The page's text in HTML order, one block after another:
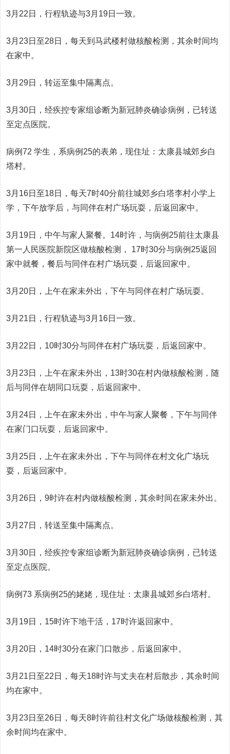
3月22日，行程轨迹与3月19日一致。
3月23日至28日，每天到马武楼村做核酸检测，其余时间均
在家中。
3月29日，转运至集中隔离点。
3月30日，经疾控专家组诊断为新冠肺炎确诊病例，已转送
至定点医院。
病例72 学生，系病例25的表弟，现住址：太康县城郊乡白
塔村。
3月16日至18日，每天7时40分前往城郊乡白塔李村小学上
学，下午放学后，与同伴在村广场玩耍，后返回家中。
3月19日，中午与家人聚餐。14时许，与病例25前往太康县
第一人民医院新院区做核酸检测， 17时30分与病例25返回
家中就餐，餐后与同伴在村广场玩耍，后返回家中。
3月20日，上午在家未外出，下午与同伴在村广场玩耍。
3月21日，行程轨迹与3月16日一致。
3月22日，10时30分与同伴在村广场玩耍，后返回家中。
3月23日，上午在家未外出，13时30在村内做核酸检测，随
后与同伴在胡同口玩耍，后返回家中。
3月24日，上午在家未外出，中午与家人聚餐，下午与同伴
在家门口玩耍，后返回家中。
3月25日，上午在家未外出，下午与同伴在村文化广场玩
耍，后返回家中。
3月26日，9时许在村内做核酸检测，其余时间在家未外出。
3月27日，转送至集中隔离点。
3月30日，经疾控专家组诊断为新冠肺炎确诊病例，已转送
至定点医院。
病例73 系病例25的姥姥，现住址：太康县城郊乡白塔村。
3月19日，15时许下地干活，17时许返回家中。
3月20日，14时30分在家门口散步，后返回家中。
3月21日至22日，每天18时许与丈夫在村后散步，其余时间
均在家中。
3月23日至26日，每天8时许前往村文化广场做核酸检测，其
余时间均在家中。